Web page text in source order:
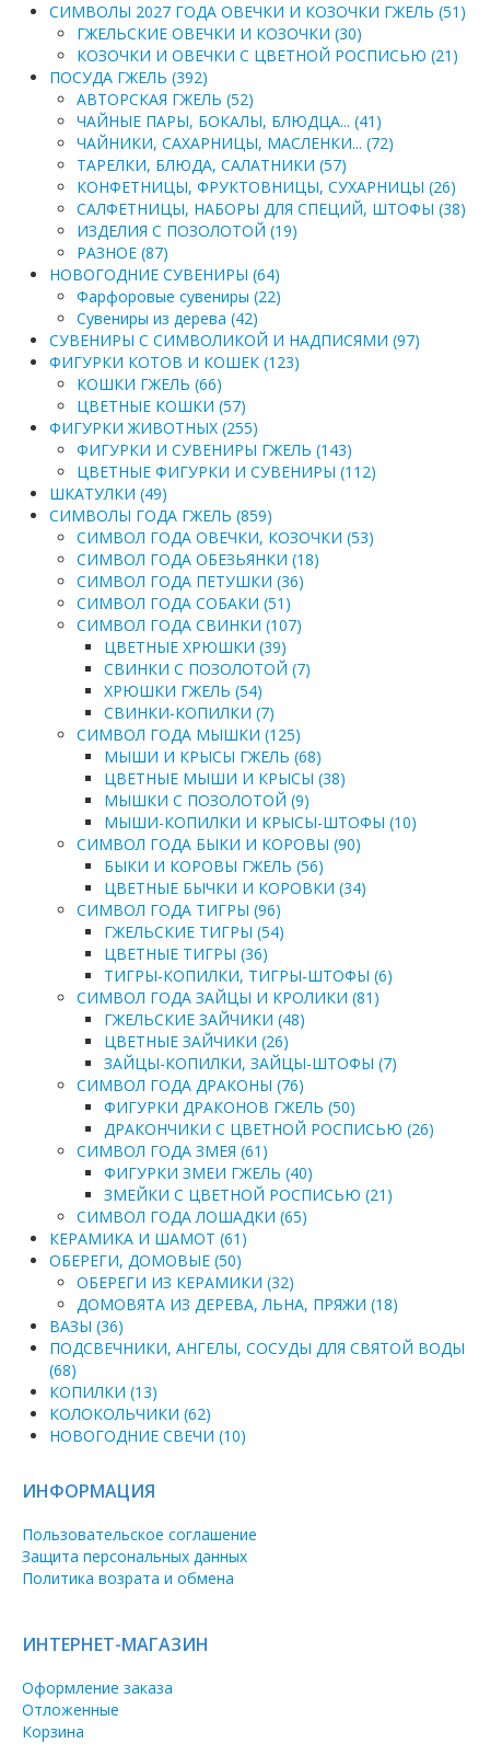
СИМВОЛЫ 2027 ГОДА ОВЕЧКИ И КОЗОЧКИ ГЖЕЛЬ (51)
ГЖЕЛЬСКИЕ ОВЕЧКИ И КОЗОЧКИ (30)
КОЗОЧКИ И ОВЕЧКИ С ЦВЕТНОЙ РОСПИСЬЮ (21)
ПОСУДА ГЖЕЛЬ (392)
АВТОРСКАЯ ГЖЕЛЬ (52)
ЧАЙНЫЕ ПАРЫ, БОКАЛЫ, БЛЮДЦА... (41)
ЧАЙНИКИ, САХАРНИЦЫ, МАСЛЕНКИ... (72)
ТАРЕЛКИ, БЛЮДА, САЛАТНИКИ (57)
КОНФЕТНИЦЫ, ФРУКТОВНИЦЫ, СУХАРНИЦЫ (26)
САЛФЕТНИЦЫ, НАБОРЫ ДЛЯ СПЕЦИЙ, ШТОФЫ (38)
ИЗДЕЛИЯ С ПОЗОЛОТОЙ (19)
РАЗНОЕ (87)
НОВОГОДНИЕ СУВЕНИРЫ (64)
Фарфоровые сувениры (22)
Сувениры из дерева (42)
СУВЕНИРЫ С СИМВОЛИКОЙ И НАДПИСЯМИ (97)
ФИГУРКИ КОТОВ И КОШЕК (123)
КОШКИ ГЖЕЛЬ (66)
ЦВЕТНЫЕ КОШКИ (57)
ФИГУРКИ ЖИВОТНЫХ (255)
ФИГУРКИ И СУВЕНИРЫ ГЖЕЛЬ (143)
ЦВЕТНЫЕ ФИГУРКИ И СУВЕНИРЫ (112)
ШКАТУЛКИ (49)
СИМВОЛЫ ГОДА ГЖЕЛЬ (859)
СИМВОЛ ГОДА ОВЕЧКИ, КОЗОЧКИ (53)
СИМВОЛ ГОДА ОБЕЗЬЯНКИ (18)
СИМВОЛ ГОДА ПЕТУШКИ (36)
СИМВОЛ ГОДА СОБАКИ (51)
СИМВОЛ ГОДА СВИНКИ (107)
ЦВЕТНЫЕ ХРЮШКИ (39)
СВИНКИ С ПОЗОЛОТОЙ (7)
ХРЮШКИ ГЖЕЛЬ (54)
СВИНКИ-КОПИЛКИ (7)
СИМВОЛ ГОДА МЫШКИ (125)
МЫШИ И КРЫСЫ ГЖЕЛЬ (68)
ЦВЕТНЫЕ МЫШИ И КРЫСЫ (38)
МЫШКИ С ПОЗОЛОТОЙ (9)
МЫШИ-КОПИЛКИ И КРЫСЫ-ШТОФЫ (10)
СИМВОЛ ГОДА БЫКИ И КОРОВЫ (90)
БЫКИ И КОРОВЫ ГЖЕЛЬ (56)
ЦВЕТНЫЕ БЫЧКИ И КОРОВКИ (34)
СИМВОЛ ГОДА ТИГРЫ (96)
ГЖЕЛЬСКИЕ ТИГРЫ (54)
ЦВЕТНЫЕ ТИГРЫ (36)
ТИГРЫ-КОПИЛКИ, ТИГРЫ-ШТОФЫ (6)
СИМВОЛ ГОДА ЗАЙЦЫ И КРОЛИКИ (81)
ГЖЕЛЬСКИЕ ЗАЙЧИКИ (48)
ЦВЕТНЫЕ ЗАЙЧИКИ (26)
ЗАЙЦЫ-КОПИЛКИ, ЗАЙЦЫ-ШТОФЫ (7)
СИМВОЛ ГОДА ДРАКОНЫ (76)
ФИГУРКИ ДРАКОНОВ ГЖЕЛЬ (50)
ДРАКОНЧИКИ С ЦВЕТНОЙ РОСПИСЬЮ (26)
СИМВОЛ ГОДА ЗМЕЯ (61)
ФИГУРКИ ЗМЕИ ГЖЕЛЬ (40)
ЗМЕЙКИ С ЦВЕТНОЙ РОСПИСЬЮ (21)
СИМВОЛ ГОДА ЛОШАДКИ (65)
КЕРАМИКА И ШАМОТ (61)
ОБЕРЕГИ, ДОМОВЫЕ (50)
ОБЕРЕГИ ИЗ КЕРАМИКИ (32)
ДОМОВЯТА ИЗ ДЕРЕВА, ЛЬНА, ПРЯЖИ (18)
ВАЗЫ (36)
ПОДСВЕЧНИКИ, АНГЕЛЫ, СОСУДЫ ДЛЯ СВЯТОЙ ВОДЫ
(68)
КОПИЛКИ (13)
КОЛОКОЛЬЧИКИ (62)
НОВОГОДНИЕ СВЕЧИ (10)
ИНФОРМАЦИЯ
Пользовательское соглашение
Защита персональных данных
Политика возрата и обмена
ИНТЕРНЕТ-МАГАЗИН
Оформление заказа
Отложенные
Корзина